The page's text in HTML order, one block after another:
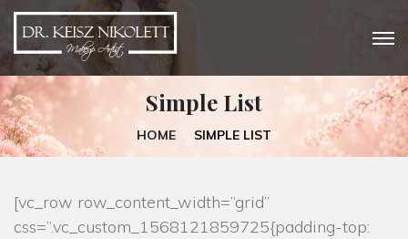
Simple List
HOME SIMPLE LIST
[vc_row row_content_width=”grid”
css=”.vc_custom_1568121859725{padding-top: